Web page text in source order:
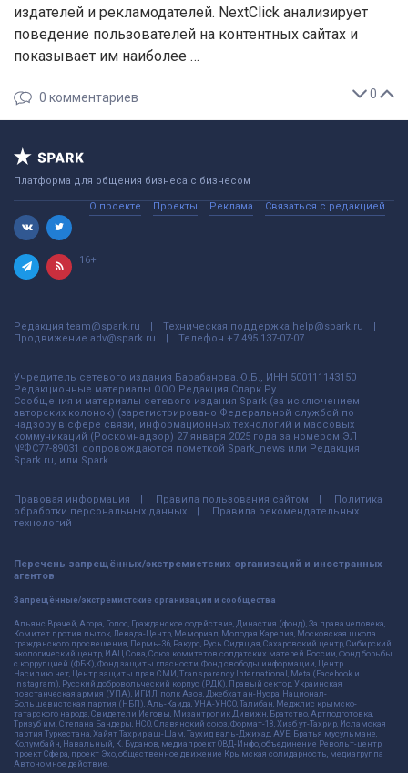
издателей и рекламодателей. NextClick анализирует
поведение пользователей на контентных сайтах и
показывает им наиболее …
0
0 комментариев
Платформа для общения бизнеса с бизнесом
О проекте Проекты Реклама Связаться с редакцией
16+
Редакция team@spark.ru Техническая поддержка help@spark.ru
Продвижение adv@spark.ru Телефон +7 495 137-07-07
Учредитель сетевого издания Барабанова.Ю.Б., ИНН 500111143150
Редакционные материалы ООО Редакция Спарк Ру
Сообщения и материалы сетевого издания Spark (за исключением
авторских колонок) (зарегистрировано Федеральной службой по
надзору в сфере связи, информационных технологий и массовых
коммуникаций (Роскомнадзор) 27 января 2025 года за номером ЭЛ
№ФС77-89031 сопровождаются пометкой Spark_news или Редакция
Spark.ru, или Spark.
Правовая информация Правила пользования сайтом
Политика
обработки персональных данных
Правила рекомендательных
технологий
Перечень запрещённых/экстремистских организаций и иностранных
агентов
Запрещённые/экстремистские организации и сообщества
Альянс Врачей, Агора, Голос, Гражданское содействие, Династия (фонд), За права человека,
Комитет против пыток, Левада-Центр, Мемориал, Молодая Карелия, Московская школа
гражданского просвещения, Пермь-36, Ракурс, Русь Сидящая, Сахаровский центр, Сибирский
экологический центр, ИАЦ Сова, Союз комитетов солдатских матерей России, Фонд борьбы
с коррупцией (ФБК), Фонд защиты гласности, Фонд свободы информации, Центр
Насилию.нет, Центр защиты прав СМИ, Transparency International, Meta (Facebook и
Instagram), Русский добровольческий корпус (РДК), Правый сектор, Украинская
повстанческая армия (УПА), ИГИЛ, полк Азов, Джебхат ан-Нусра, Национал-
Большевистская партия (НБП), Аль-Каида, УНА-УНСО, Талибан, Меджлис крымско-
татарского народа, Свидетели Иеговы, Мизантропик Дивижн, Братство, Артподготовка,
Тризуб им. Степана Бандеры, НСО, Славянский союз, Формат-18, Хизб ут-Тахрир, Исламская
партия Туркестана, Хайят Тахрир аш-Шам, Таухид валь-Джихад, АУЕ, Братья мусульмане,
Колумбайн, Навальный, К. Буданов, медиапроект ОВД-Инфо, объединение Револьт-центр,
проект Сфера, проект Эхо, общественное движение Крымская солидарность, медиагруппа
Автономное действие.